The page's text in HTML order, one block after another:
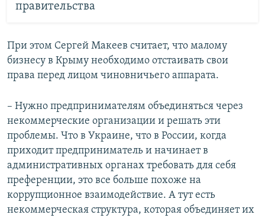
правительства
При этом Сергей Макеев считает, что малому
бизнесу в Крыму необходимо отстаивать свои
права перед лицом чиновничьего аппарата.
– Нужно предпринимателям объединяться через
некоммерческие организации и решать эти
проблемы. Что в Украине, что в России, когда
приходит предприниматель и начинает в
административных органах требовать для себя
преференции, это все больше похоже на
коррупционное взаимодействие. А тут есть
некоммерческая структура, которая объединяет их